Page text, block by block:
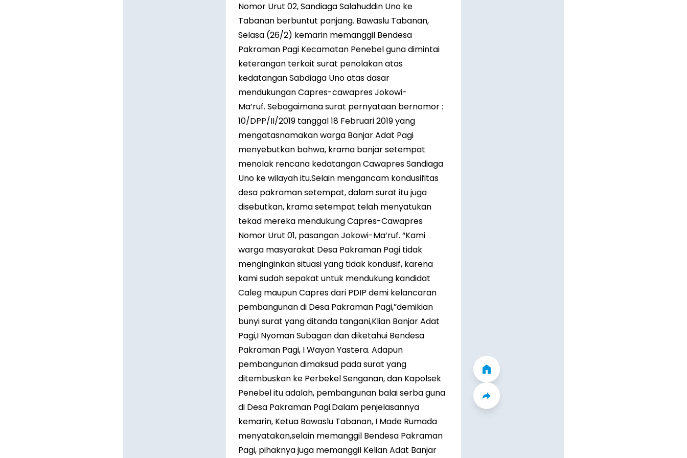
Nomor Urut 02, Sandiaga Salahuddin Uno ke
Tabanan berbuntut panjang. Bawaslu Tabanan,
Selasa (26/2) kemarin memanggil Bendesa
Pakraman Pagi Kecamatan Penebel guna dimintai
keterangan terkait surat penolakan atas
kedatangan Sabdiaga Uno atas dasar
mendukungan Capres-cawapres Jokowi-
Ma’ruf. Sebagaimana surat pernyataan bernomor :
10/DPP/II/2019 tanggal 18 Februari 2019 yang
mengatasnamakan warga Banjar Adat Pagi
menyebutkan bahwa, krama banjar setempat
menolak rencana kedatangan Cawapres Sandiaga
Uno ke wilayah itu.Selain mengancam kondusifitas
desa pakraman setempat, dalam surat itu juga
disebutkan, krama setempat telah menyatukan
tekad mereka mendukung Capres-Cawapres
Nomor Urut 01, pasangan Jokowi-Ma’ruf. “Kami
warga masyarakat Desa Pakraman Pagi tidak
menginginkan situasi yang tidak kondusif, karena
kami sudah sepakat untuk mendukung kandidat
Caleg maupun Capres dari PDIP demi kelancaran
pembangunan di Desa Pakraman Pagi,”demikian
bunyi surat yang ditanda tangani,Klian Banjar Adat
Pagi,I Nyoman Subagan dan diketahui Bendesa
Pakraman Pagi, I Wayan Yastera. Adapun
pembangunan dimaksud pada surat yang
ditembuskan ke Perbekel Senganan, dan Kapolsek
Penebel itu adalah, pembangunan balai serba guna
di Desa Pakraman Pagi.Dalam penjelasannya
kemarin, Ketua Bawaslu Tabanan, I Made Rumada
menyatakan,selain memanggil Bendesa Pakraman
Pagi, pihaknya juga memanggil Kelian Adat Banjar